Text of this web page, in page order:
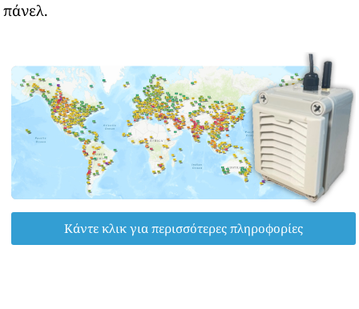
πάνελ.
Κάντε κλικ για περισσότερες πληροφορίες